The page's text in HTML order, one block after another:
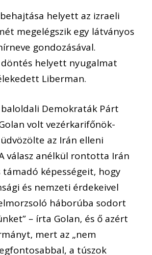
helyett az izraeli
megelégszik egy látványos
gondozásával.
helyett nyugalmat
Liberman.
Demokraták Párt
volt vezérkarifőnök-
az Irán elleni
válasz anélkül rontotta Irán
támadó képességeit, hogy
és nemzeti érdekeivel
háborúba sodort
– írta Golan, és ő azért
mert az „nem
a túszok